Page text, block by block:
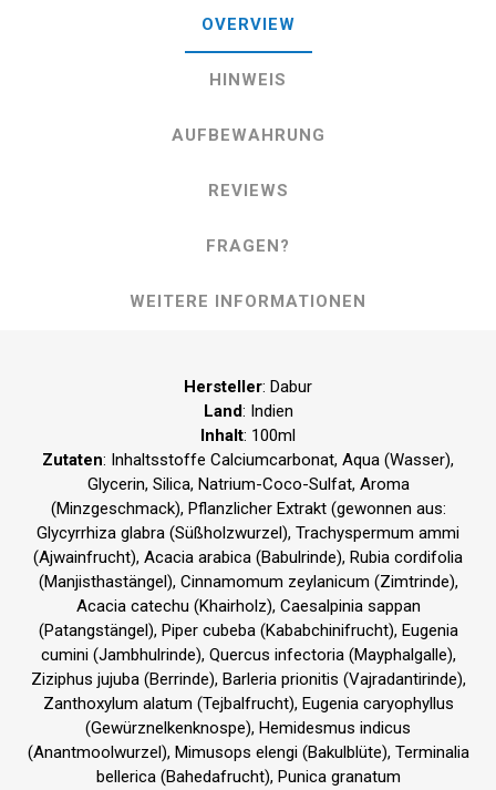
OVERVIEW
HINWEIS
AUFBEWAHRUNG
REVIEWS
FRAGEN?
WEITERE INFORMATIONEN
Hersteller: Dabur
Land: Indien
Inhalt: 100ml
Zutaten: Inhaltsstoffe Calciumcarbonat, Aqua (Wasser),
Glycerin, Silica, Natrium-Coco-Sulfat, Aroma
(Minzgeschmack), Pflanzlicher Extrakt (gewonnen aus:
Glycyrrhiza glabra (Süßholzwurzel), Trachyspermum ammi
(Ajwainfrucht), Acacia arabica (Babulrinde), Rubia cordifolia
(Manjisthastängel), Cinnamomum zeylanicum (Zimt­rinde),
Acacia catechu (Khairholz), Caesalpinia sappan
(Patangstängel), Piper cubeba (Kababchinifrucht), Eugenia
cumini (Jambhulrinde), Quercus infectoria (Mayphalgalle),
Ziziphus jujuba (Ber­rinde), Barleria prionitis (Vajradantirinde),
Zanthoxylum alatum (Tejbalfrucht), Eugenia caryophyllus
(Gewürznelkenknospe), Hemidesmus indicus
(Anantmoolwurzel), Mimusops elengi (Bakulblüte), Terminalia
bellerica (Bahedafrucht), Punica granatum